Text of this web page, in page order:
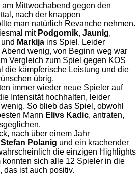
Mittwochabend gegen den
nach der knappen
man natürlich Revanche nehmen.
mit Podgornik, Jaunig,
und Markija ins Spiel. Leider
wenig, von Beginn weg war
Vergleich zum Spiel gegen KOS
die kämpferische Leistung und die
übrig.
immer wieder neue Spieler auf
Intensität hochhalten, leider
So blieb das Spiel, obwohl
Mann Elivs Kadic, antraten,
nach über einem Jahr
Stefan Polanig und ein krachender
die einzigen Highlights
sich alle 12 Spieler in die
das ist auch positiv.